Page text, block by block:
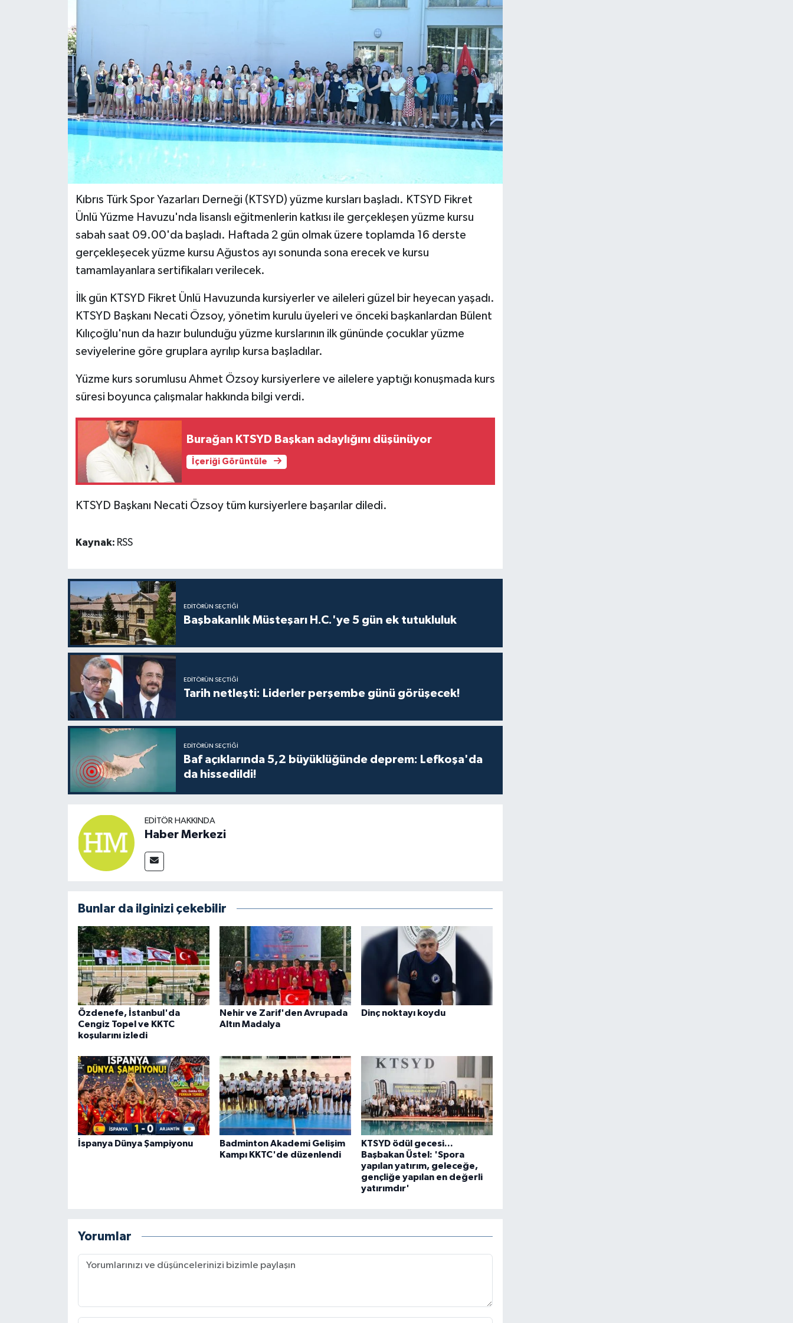
Kıbrıs Türk Spor Yazarları Derneği (KTSYD) yüzme kursları başladı. KTSYD Fikret
Ünlü Yüzme Havuzu'nda lisanslı eğitmenlerin katkısı ile gerçekleşen yüzme kursu
sabah saat 09.00'da başladı. Haftada 2 gün olmak üzere toplamda 16 derste
gerçekleşecek yüzme kursu Ağustos ayı sonunda sona erecek ve kursu
tamamlayanlara sertifikaları verilecek.
İlk gün KTSYD Fikret Ünlü Havuzunda kursiyerler ve aileleri güzel bir heyecan yaşadı.
KTSYD Başkanı Necati Özsoy, yönetim kurulu üyeleri ve önceki başkanlardan Bülent
Kılıçoğlu'nun da hazır bulunduğu yüzme kurslarının ilk gününde çocuklar yüzme
seviyelerine göre gruplara ayrılıp kursa başladılar.
Yüzme kurs sorumlusu Ahmet Özsoy kursiyerlere ve ailelere yaptığı konuşmada kurs
süresi boyunca çalışmalar hakkında bilgi verdi.
Burağan KTSYD Başkan adaylığını düşünüyor
İçeriği Görüntüle
KTSYD Başkanı Necati Özsoy tüm kursiyerlere başarılar diledi.
Kaynak: RSS
EDITÖRÜN SEÇTIĞI
Başbakanlık Müsteşarı H.C.'ye 5 gün ek tutukluluk
EDITÖRÜN SEÇTIĞI
Tarih netleşti: Liderler perşembe günü görüşecek!
EDITÖRÜN SEÇTIĞI
Baf açıklarında 5,2 büyüklüğünde deprem: Lefkoşa'da
da hissedildi!
EDITÖR HAKKINDA
Haber Merkezi
Bunlar da ilginizi çekebilir
Özdenefe, İstanbul'da
Cengiz Topel ve KKTC
koşularını izledi
Nehir ve Zarif'den Avrupada
Altın Madalya
Dinç noktayı koydu
İspanya Dünya Şampiyonu
Badminton Akademi Gelişim
Kampı KKTC'de düzenlendi
KTSYD ödül gecesi...
Başbakan Üstel: 'Spora
yapılan yatırım, geleceğe,
gençliğe yapılan en değerli
yatırımdır'
Yorumlar
GAZİMAĞUSA
GÜNDEM
GÜNEY KIBRIS
İÇ HABERLER
KÜLTÜR SANAT
LEFKOŞA
MAGAZİN
Nöbetçi Eczaneler
ÖZEL HABER
TEKNOLOJİ